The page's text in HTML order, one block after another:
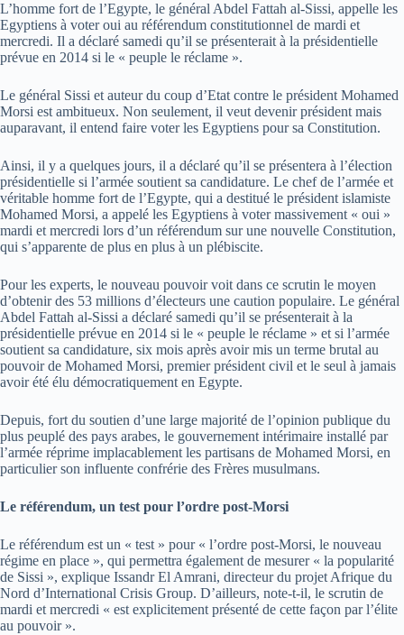
L’homme fort de l’Egypte, le général Abdel Fattah al-Sissi, appelle les
Egyptiens à voter oui au référendum constitutionnel de mardi et
mercredi. Il a déclaré samedi qu’il se présenterait à la présidentielle
prévue en 2014 si le « peuple le réclame ».
Le général Sissi et auteur du coup d’Etat contre le président Mohamed
Morsi est ambitueux. Non seulement, il veut devenir président mais
auparavant, il entend faire voter les Egyptiens pour sa Constitution.
Ainsi, il y a quelques jours, il a déclaré qu’il se présentera à l’élection
présidentielle si l’armée soutient sa candidature. Le chef de l’armée et
véritable homme fort de l’Egypte, qui a destitué le président islamiste
Mohamed Morsi, a appelé les Egyptiens à voter massivement « oui »
mardi et mercredi lors d’un référendum sur une nouvelle Constitution,
qui s’apparente de plus en plus à un plébiscite.
Pour les experts, le nouveau pouvoir voit dans ce scrutin le moyen
d’obtenir des 53 millions d’électeurs une caution populaire. Le général
Abdel Fattah al-Sissi a déclaré samedi qu’il se présenterait à la
présidentielle prévue en 2014 si le « peuple le réclame » et si l’armée
soutient sa candidature, six mois après avoir mis un terme brutal au
pouvoir de Mohamed Morsi, premier président civil et le seul à jamais
avoir été élu démocratiquement en Egypte.
Depuis, fort du soutien d’une large majorité de l’opinion publique du
plus peuplé des pays arabes, le gouvernement intérimaire installé par
l’armée réprime implacablement les partisans de Mohamed Morsi, en
particulier son influente confrérie des Frères musulmans.
Le référendum, un test pour l’ordre post-Morsi
Le référendum est un « test » pour « l’ordre post-Morsi, le nouveau
régime en place », qui permettra également de mesurer « la popularité
de Sissi », explique Issandr El Amrani, directeur du projet Afrique du
Nord d’International Crisis Group. D’ailleurs, note-t-il, le scrutin de
mardi et mercredi « est explicitement présenté de cette façon par l’élite
au pouvoir ».